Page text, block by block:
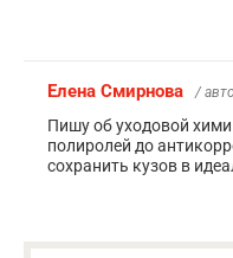
Елена Смирнова /
Пишу об уходовой
полиролей до
сохранить кузов в